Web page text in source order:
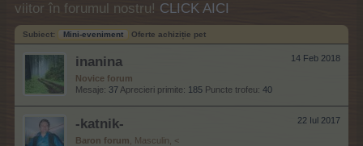
viitor în forumul nostru! CLICK AICI
Subiect: Mini-eveniment Oferte achiziție pet
14 Feb 2018
inanina
Novice forum
Mesaje: 37 Aprecieri primite: 185 Puncte trofeu: 40
22 Iul 2017
-katnik-
Baron forum , Masculin, <